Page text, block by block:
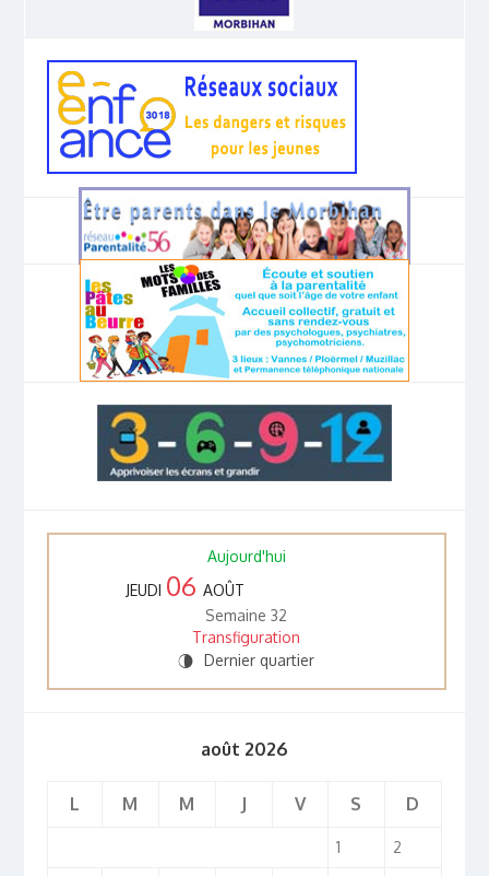
Aujourd'hui
JEUDI 06 AOÛT
Semaine 32
Transfiguration
U Dernier quartier
août 2026
L M M J V S D
1 2